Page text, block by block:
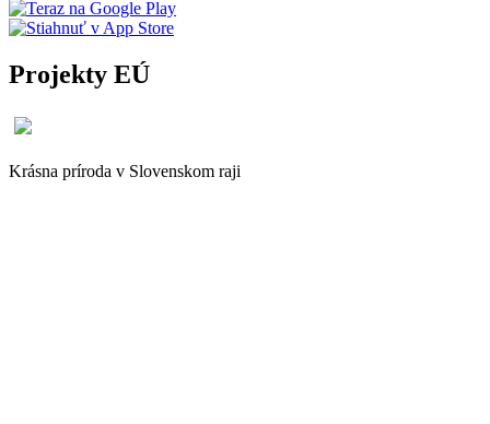
Projekty EÚ
Krásna príroda v Slovenskom raji